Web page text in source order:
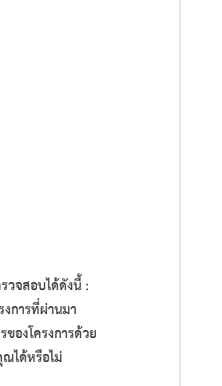
วจสอบได้ดังนี้ :
การที่ผ่านมา
องโครงการด้วย
ได้หรือไม่